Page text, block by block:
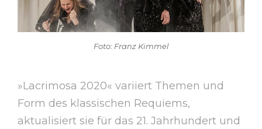
Foto: Franz Kimmel
»Lacrimosa 2020« variiert Themen und
Form des klassischen Requiems,
aktualisiert sie für das 21. Jahrhundert und